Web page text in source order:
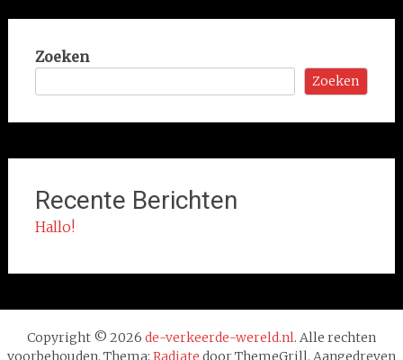
Zoeken
Zoeken
Recente Berichten
Hallo!
Copyright © 2026 de-verkeerde-wereld.nl. Alle rechten
voorbehouden. Thema: Radiate door ThemeGrill. Aangedreven